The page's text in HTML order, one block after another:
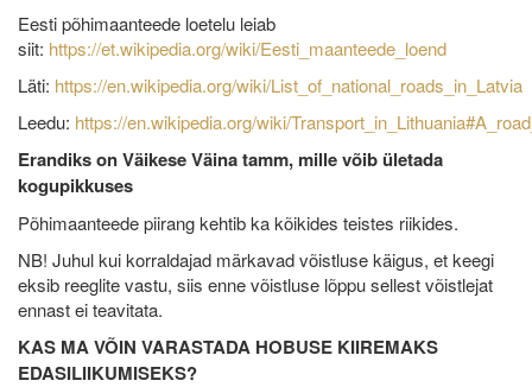
Eesti põhimaanteede loetelu leiab
siit: https://et.wikipedia.org/wiki/Eesti_maanteede_loend
Läti: https://en.wikipedia.org/wiki/List_of_national_roads_in_Latvia
Leedu: https://en.wikipedia.org/wiki/
Erandiks on Väikese Väina tamm, mille võib ületada
kogupikkuses
Põhimaanteede piirang kehtib ka kõikides teistes riikides.
NB! Juhul kui korraldajad märkavad võistluse käigus, et keegi
eksib reeglite vastu, siis enne võistluse lõppu sellest võistlejat
ennast ei teavitata.
KAS MA VÕIN VARASTADA HOBUSE KIIREMAKS
EDASILIIKUMISEKS?